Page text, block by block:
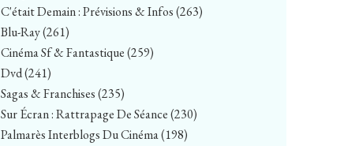
C'était Demain : Prévisions & Infos(263)
Blu-Ray(261)
Cinéma Sf & Fantastique(259)
Dvd(241)
Sagas & Franchises(235)
Sur Écran : Rattrapage De Séance(230)
Palmarès Interblogs Du Cinéma(198)